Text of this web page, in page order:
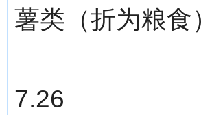
薯类（折为粮食）
7.26